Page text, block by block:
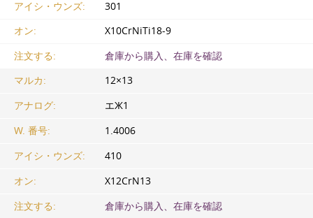
アイシ・ウンズ:
301
オン:
X10CrNiTi18-9
注文する:
倉庫から購入、在庫を確認
マルカ:
12×13
アナログ:
エЖ1
W. 番号:
1.4006
アイシ・ウンズ:
410
オン:
X12CrN13
注文する:
倉庫から購入、在庫を確認